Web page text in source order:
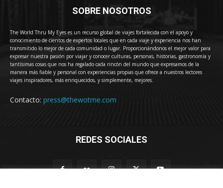
SOBRE NOSOTROS
The World Thru My Eyes es un recurso global de viajes fortalecida con el apoyo y
conocimiento de cientos de expertos locales que en cada viaje y experiencia nos han
transmitido lo mejor de cada comunidad o lugar. Proporcionándonos el mejor valor para
expresar nuestra pasión por viajar y conocer culturas, personas, historias, gastronomía y
tantísimas cosas que nos ha regalado cada rincón del mundo que expresamos de la
manera más fiable y personal con experiencias propias que ofrece a nuestros lectores
viajes inspiradores, más enriquecidos, y simplemente, mejores.
Contacto: press@thewotme.com
REDES SOCIALES